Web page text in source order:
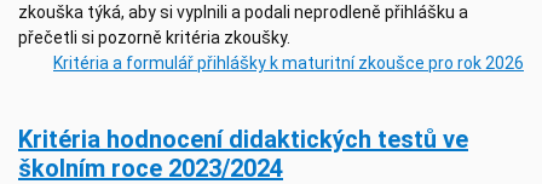
zkouška týká, aby si vyplnili a podali neprodleně přihlášku a
přečetli si pozorně kritéria zkoušky.
Kritéria a formulář přihlášky k maturitní zkoušce pro rok 2026
Kritéria hodnocení didaktických testů ve
školním roce 2023/2024